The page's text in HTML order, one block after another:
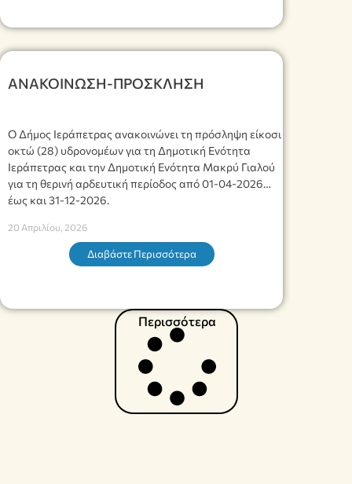
ΑΝΑΚΟΙΝΩΣΗ-ΠΡΟΣΚΛΗΣΗ
Ο Δήμος Ιεράπετρας ανακοινώνει τη πρόσληψη είκοσι
οκτώ (28) υδρονομέων για τη Δημοτική Ενότητα
Ιεράπετρας και την Δημοτική Ενότητα Μακρύ Γιαλού
για τη θερινή αρδευτική περίοδος από 01-04-2026
έως και 31-12-2026.
20 Απριλίου, 2026
Διαβάστε Περισσότερα
Περισσότερα